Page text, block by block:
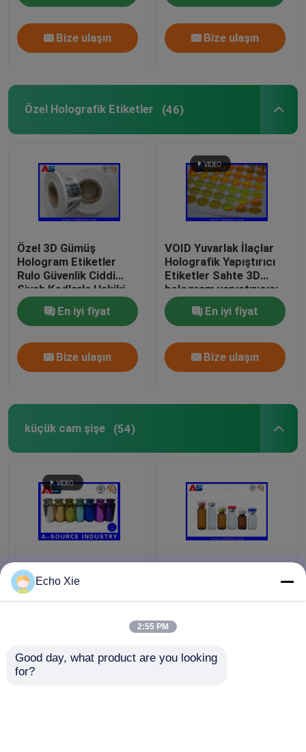
Bize ulaşın Bize ulaşın
Özel Holografik Etiketler (46)
Özel 3D Gümüş
Hologram Etiketler
Rulo Güvenlik Ciddi
Siyah Kodlarla Hakiki
holografik güvenlik
etiketleriEn iyi fiyat
Bize ulaşın
VOID Yuvarlak İlaçlar
Holografik Yapıştırıcı
Etiketler Sahte 3D
hologram yapıştırıcısı
En iyi fiyat
Bize ulaşın
küçük cam şişe (54)
Renkli Küçük Cam
şişeler Şişeler
Kabartma, 10ml Cam
Eczane Yağları ve
Echo Xie
2:55 PM
Good day, what product are you looking
for?